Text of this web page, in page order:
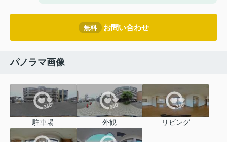
無料 お問い合わせ
パノラマ画像
駐車場 外観 リビング